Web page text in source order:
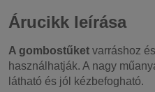
Árucikk leírása
A gombostűket varráshoz
használhatják. A nagy
látható és jól kézbefogható.